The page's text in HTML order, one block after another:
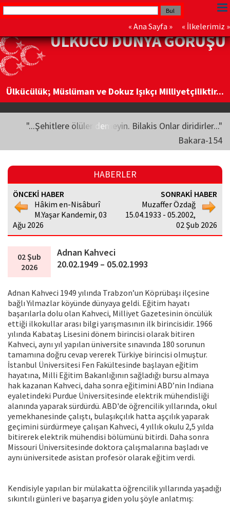
« Ana Sayfa » « İlkelerimiz »
ÜLKÜCÜ DÜNYA GÖRÜŞÜ
Ülkücülük; Müslüman ve Dokuz Işıkçı Milliyetçiliktir...
"...Şehitlere ölüler demeyin. Bilakis Onlar diridirler..."
Bakara-154
HABERLER
ÖNCEKİ HABER
Hâkim en-Nisâburî
M.Yaşar Kandemir, 03
Ağu 2026
SONRAKİ HABER
Muzaffer Özdağ
15.04.1933 - 05.2002,
02 Şub 2026
02 Şub
2026
Adnan Kahveci
20.02.1949 – 05.02.1993
Adnan Kahveci 1949 yılında Trabzon’un Köprübaşı ilçesine
bağlı Yılmazlar köyünde dünyaya geldi. Eğitim hayatı
başarılarla dolu olan Kahveci, Milliyet Gazetesinin öncülük
ettiği ilkokullar arası bilgi yarışmasının ilk birincisidir. 1966
yılında Kabataş Lisesini dönem birincisi olarak bitiren
Kahveci, aynı yıl yapılan üniversite sınavında 180 sorunun
tamamına doğru cevap vererek Türkiye birincisi olmuştur.
İstanbul Üniversitesi Fen Fakültesinde başlayan eğitim
hayatına, Milli Eğitim Bakanlığının sağladığı bursu almaya
hak kazanan Kahveci, daha sonra eğitimini ABD’nin Indiana
eyaletindeki Purdue Üniversitesinde elektrik mühendisliği
alanında yaparak sürdürdü. ABD'de öğrencilik yıllarında, okul
yemekhanesinde çalıştı, bulaşıkçılık hatta aşçılık yaparak
geçimini sürdürmeye çalışan Kahveci, 4 yıllık okulu 2,5 yılda
bitirerek elektrik mühendisi bölümünü bitirdi. Daha sonra
Missouri Üniversitesinde doktora çalışmalarına başladı ve
aynı üniversitede asistan profesör olarak eğitim verdi.
Kendisiyle yapılan bir mülakatta öğrencilik yıllarında yaşadığı
sıkıntılı günleri ve başarıya giden yolu şöyle anlatmış: